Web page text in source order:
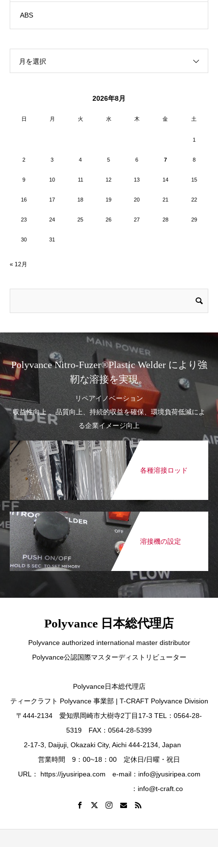
ABS
月を選択
2026年8月
日 月 火 水 木 金 土
1
2 3 4 5 6 7 8
9 10 11 12 13 14 15
16 17 18 19 20 21 22
23 24 25 26 27 28 29
30 31
« 12月
Polyvance Nitro-Fuzer®Plastic Welder により強
靭な溶接を実現。
リペアイノベーション
収益性向上 、品質向上、持続的収益を確保、環境負荷低減によ
る企業イメージ向上
各種溶接ロッド
溶接機の設定
Polyvance 日本総代理店
Polyvance authorized international master distributor
Polyvance公認国際マスターディストリビューター
Polyvance日本総代理店
ティークラフト Polyvance 事業部 | T-CRAFT Polyvance Division
〒444-2134 愛知県岡崎市大樹寺2丁目17-3 TEL：0564-28-
5319 FAX：0564-28-5399
2-17-3, Daijuji, Okazaki City, Aichi 444-2134, Japan
営業時間 9：00~18：00 定休日/日曜・祝日
URL： https://jyusiripea.com e-mail：info@jyusiripea.com
：info@t-craft.co